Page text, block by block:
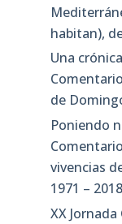
habitan),
Una
de
Poniendo
vivencias
1971 –
XX